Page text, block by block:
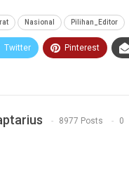
Nasional Pilihan_Editor
Twitter Pinterest
8977 Posts 0